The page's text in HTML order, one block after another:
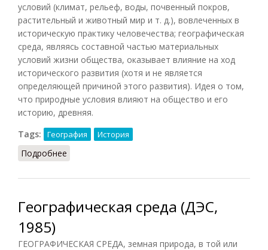
условий (климат, рельеф, воды, почвенный покров,
растительный и животный мир и т. д.), вовлеченных в
историческую практику человечества; географическая
среда, являясь составной частью материальных
условий жизни общества, оказывает влияние на ход
исторического развития (хотя и не является
определяющей причиной этого развития). Идея о том,
что природные условия влияют на общество и его
историю, древняя.
Tags:
География История
Подробнее
Географическая среда (ДЭС,
1985)
ГЕОГРАФИЧЕСКАЯ СРЕДА, земная природа, в той или